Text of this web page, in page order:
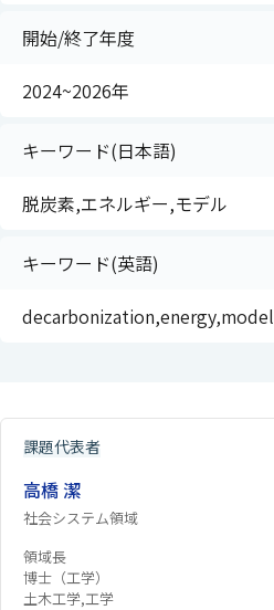
開始/終了年度
2024~2026年
キーワード(日本語)
脱炭素,エネルギー,モデル
キーワード(英語)
decarbonization,energy,model
課題代表者
高橋 潔
社会システム領域
領域長
博士（工学）
土木工学,工学